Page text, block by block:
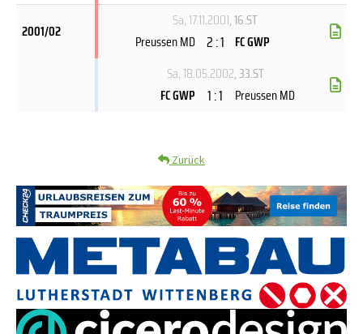
2001/02
Sa, 17.11.2001, 16.ST
Preussen MD 2 : 1 FC GWP
Sa, 18.05.2002, 33.ST
FC GWP 1 : 1 Preussen MD
Zurück